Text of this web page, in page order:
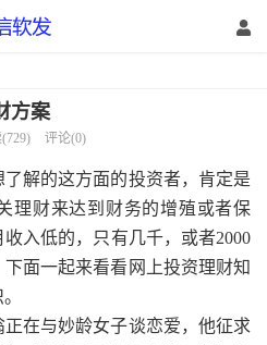
方案
评论(0)
解的这方面的投资者，肯定是
理财来达到财务的增殖或者保
入低的，只有几千，或者2000
面一起来看看网上投资理财知
在与妙龄女子谈恋爱，他征求